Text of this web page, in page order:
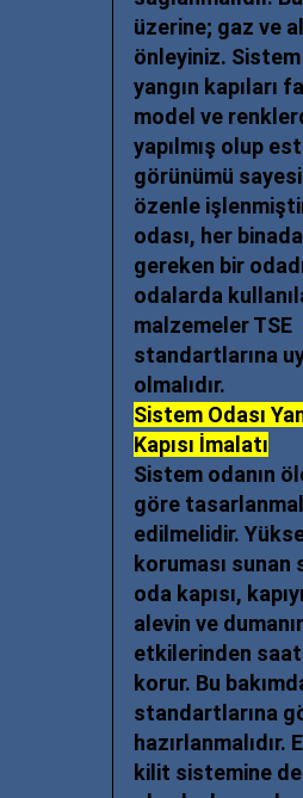
üzerine; gaz ve
önleyiniz. Sistem
yangın kapıları
model ve
yapılmış olup
görünümü
özenle
odası, her
gereken bir
odalarda
malzemeler TSE
standartlarına
olmalıdır.
Sistem Odası
Kapısı İmalatı
Sistem odanın
göre
edilmelidir.
koruması sunan
oda kapısı,
alevin ve
etkilerinden
korur. Bu
standartlarına
hazırlanmalıdır.
kilit sistemine